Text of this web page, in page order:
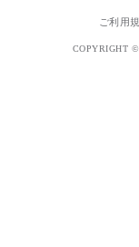
ご利用
COPYRIGHT